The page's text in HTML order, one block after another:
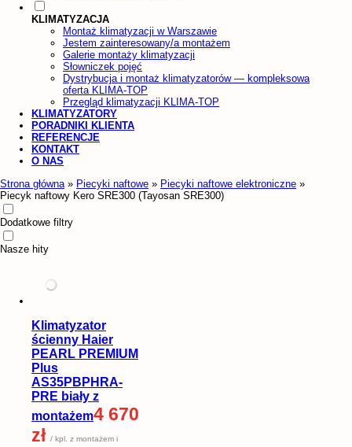
KLIMATYZACJA
Montaż klimatyzacji w Warszawie
Jestem zainteresowany/a montażem
Galerie montaży klimatyzacji
Słowniczek pojęć
Dystrybucja i montaż klimatyzatorów — kompleksowa
oferta KLIMA-TOP
Przegląd klimatyzacji KLIMA-TOP
KLIMATYZATORY
PORADNIKI KLIENTA
REFERENCJE
KONTAKT
O NAS
Strona główna » Piecyki naftowe » Piecyki naftowe elektroniczne »
Piecyk naftowy Kero SRE300 (Tayosan SRE300)
Dodatkowe filtry
Nasze hity
Klimatyzator
ścienny Haier
PEARL PREMIUM
Plus
AS35PBPHRA-
PRE biały z
montażem4 670
zł / kpl. z montażem i